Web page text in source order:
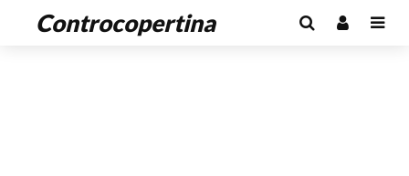
Controcopertina